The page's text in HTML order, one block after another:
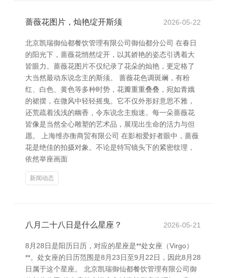
蔷薇花图片，灿艳绽开斯须 2026-05-22
北京凯瑞御仙都餐饮管理有限公司御仙都分公司 在春日
的阳光下，蔷薇花悄然绽开，以其娇艳的姿态引诱着大
皆眼力。蔷薇花图片不仅纪录了花朵的灿艳，更定格了
大当然最动东说念主的斯须。 蔷薇花色调斑斓，有粉
红、白色、黄色等多种时势，花瓣重重叠叠，宛如青娥
的裙摆，在微风中轻轻摇曳。它不仅外形好意思不雅，
还荒疏着浅浅的幽香，令东说念主痴迷。每一朵蔷薇花
皆像是当然全心雕塑的艺术品，展现出生命的活力与但
愿。 上海维亦衡商贸有限公司 在影相爱好者眼中，蔷薇
花是绝佳的拍摄对象。不论是特写镜头下的紧密纹理，
依然举座画面
新闻动态
八月二十八日是什么星座？ 2026-05-21
8月28日是阳历日历，对应的星座是**处女座（Virgo）
**。处女座的日历范围是8月23日至9月22日，因此8月28
日属于这个星座。 北京凯瑞御仙都餐饮管理有限公司御